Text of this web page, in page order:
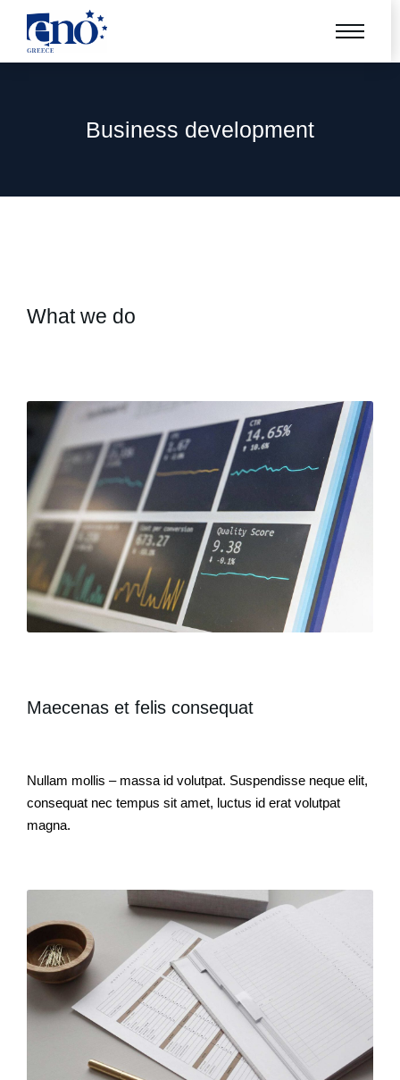
Business development
What we do
Maecenas et felis consequat
Nullam mollis – massa id volutpat. Suspendisse neque elit,
consequat nec tempus sit amet, luctus id erat volutpat
magna.